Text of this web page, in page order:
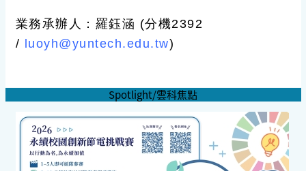
業務承辦人：羅鈺涵 (分機2392
/ luoyh@yuntech.edu.tw)
Spotlight/雲科焦點